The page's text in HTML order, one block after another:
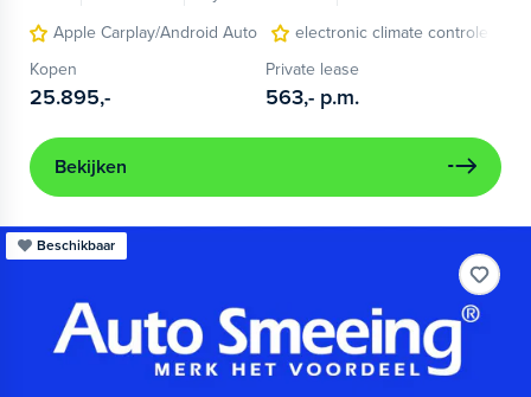
Apple Carplay/Android Auto
electronic climate controle
Kopen
25.895,-
Private lease
563,- p.m.
Bekijken
Beschikbaar